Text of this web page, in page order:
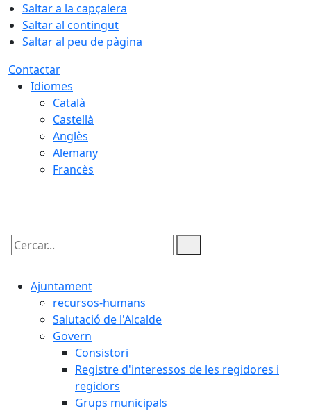
Saltar a la capçalera
Saltar al contingut
Saltar al peu de pàgina
Contactar
Idiomes
Català
Castellà
Anglès
Alemany
Francès
Cercar:
Ajuntament
recursos-humans
Salutació de l'Alcalde
Govern
Consistori
Registre d'interessos de les regidores i
regidors
Grups municipals